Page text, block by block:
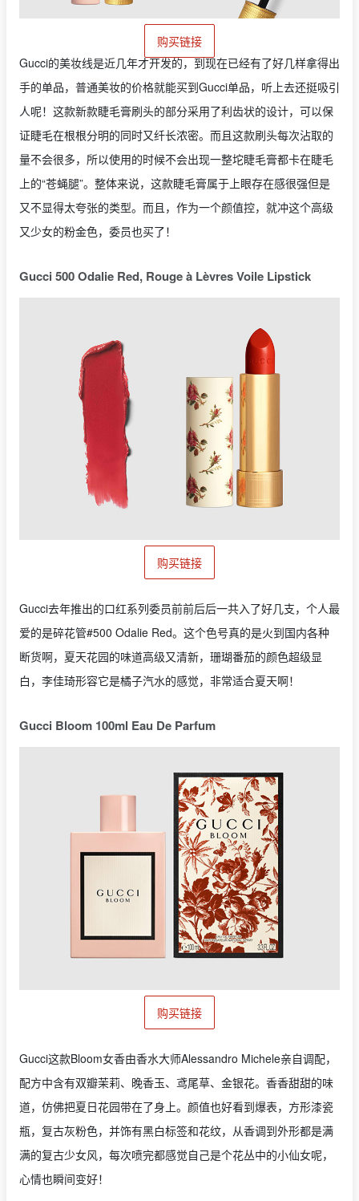
购买链接
Gucci的美妆线是近几年才开发的，到现在已经有了好几样拿得出
手的单品，普通美妆的价格就能买到Gucci单品，听上去还挺吸引
人呢！这款新款睫毛膏刷头的部分采用了利齿状的设计，可以保
证睫毛在根根分明的同时又纤长浓密。而且这款刷头每次沾取的
量不会很多，所以使用的时候不会出现一整坨睫毛膏都卡在睫毛
上的“苍蝇腿”。整体来说，这款睫毛膏属于上眼存在感很强但是
又不显得太夸张的类型。而且，作为一个颜值控，就冲这个高级
又少女的粉金色，委员也买了！
Gucci 500 Odalie Red, Rouge à Lèvres Voile Lipstick
购买链接
Gucci去年推出的口红系列委员前前后后一共入了好几支，个人最
爱的是碎花管#500 Odalie Red。这个色号真的是火到国内各种
断货啊，夏天花园的味道高级又清新，珊瑚番茄的颜色超级显
白，李佳琦形容它是橘子汽水的感觉，非常适合夏天啊！
Gucci Bloom 100ml Eau De Parfum
购买链接
Gucci这款Bloom女香由香水大师Alessandro Michele亲自调配，
配方中含有双瓣茉莉、晚香玉、鸢尾草、金银花。香香甜甜的味
道，仿佛把夏日花园带在了身上。颜值也好看到爆表，方形漆瓷
瓶，复古灰粉色，并饰有黑白标签和花纹，从香调到外形都是满
满的复古少女风，每次喷完都感觉自己是个花丛中的小仙女呢，
心情也瞬间变好！